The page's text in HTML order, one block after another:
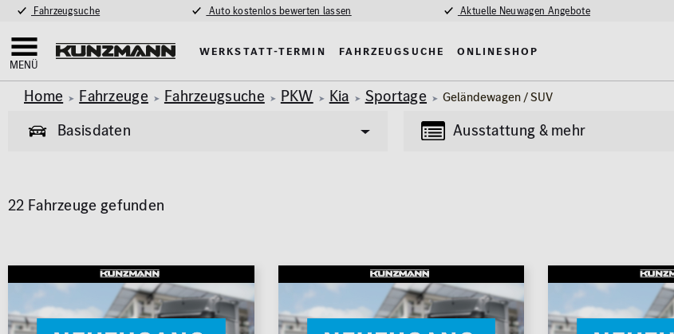
Fahrzeugsuche Auto kostenlos bewerten lassen Aktuelle Neuwagen Angebote
MENÜ
Werkstatt-Termin Fahrzeugsuche Onlineshop
Home Fahrzeuge Fahrzeugsuche PKW Kia Sportage Geländewagen / SUV
Basisdaten Ausstattung & mehr
KIA 2008
Garantie
AMG Styling
Anhängerkupplung
Klimaanlage
Panoramadach
MBUX
Navigationssystem
22 Fahrzeuge gefunden